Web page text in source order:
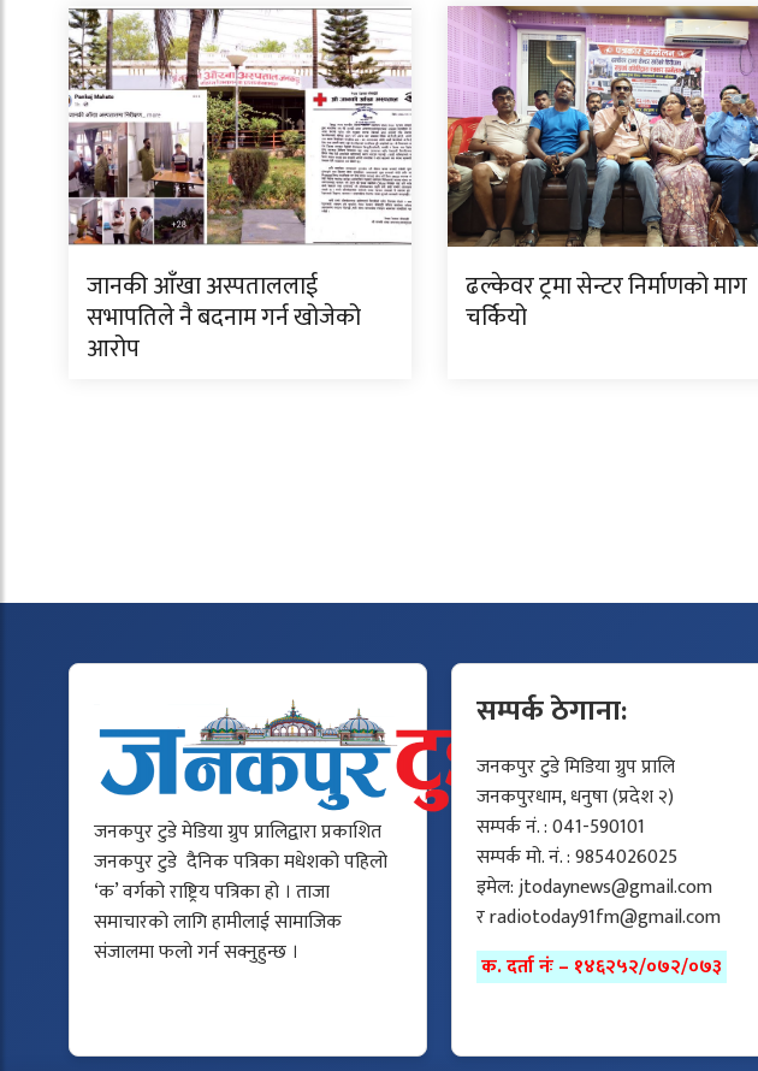
जानकी आँखा अस्पताललाई
सभापतिले नै बदनाम गर्न खोजेको
आरोप
ढल्केवर ट्रमा सेन्टर निर्माणको माग
चर्कियो
जनकपुर टुडे मेडिया ग्रुप प्रालिद्वारा प्रकाशित
जनकपुर टुडे दैनिक पत्रिका मधेशको पहिलो
‘क’ वर्गको राष्ट्रिय पत्रिका हो । ताजा
समाचारको लागि हामीलाई सामाजिक
संजालमा फलो गर्न सक्नुहुन्छ ।
सम्पर्क ठेगाना:
जनकपुर टुडे मिडिया ग्रुप प्रालि
जनकपुरधाम, धनुषा (प्रदेश २)
सम्पर्क नं. : 041-590101
सम्पर्क मो. नं. : 9854026025
इमेल:jtodaynews@gmail.com
रradiotoday91fm@gmail.com
क. दर्ता नंः – १४६२५२/०७२/०७३